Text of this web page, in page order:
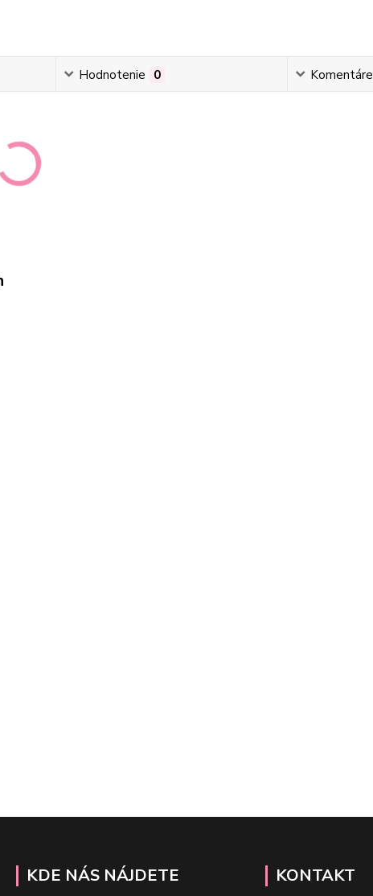
Hodnotenie 0 Komentáre
KDE NÁS NÁJDETE KONTAKT